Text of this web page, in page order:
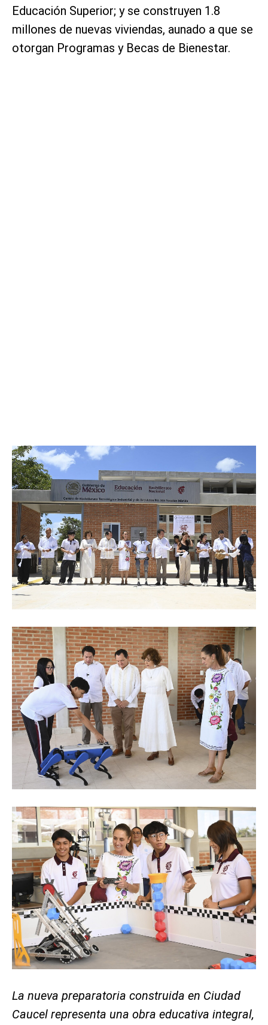
Educación Superior; y se construyen 1.8
millones de nuevas viviendas, aunado a que se
otorgan Programas y Becas de Bienestar.
La nueva preparatoria construida en Ciudad
Caucel representa una obra educativa integral,